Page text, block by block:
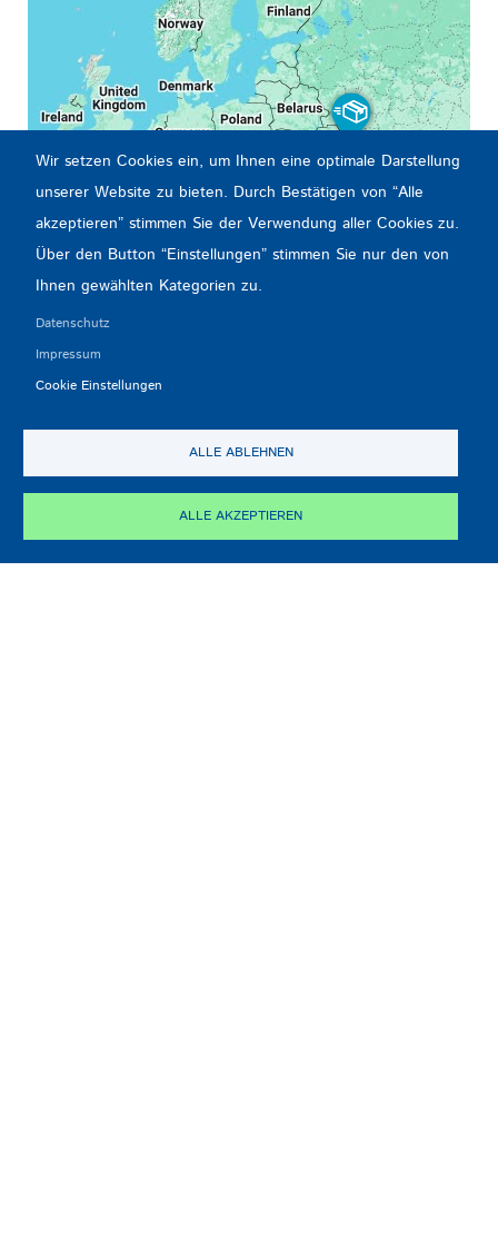
Wir setzen Cookies ein, um Ihnen eine optimale Darstellung
unserer Website zu bieten. Durch Bestätigen von “Alle
akzeptieren” stimmen Sie der Verwendung aller Cookies zu.
Über den Button “Einstellungen” stimmen Sie nur den von
Ihnen gewählten Kategorien zu.
Datenschutz
Impressum
Cookie Einstellungen
ALLE ABLEHNEN
ALLE AKZEPTIEREN